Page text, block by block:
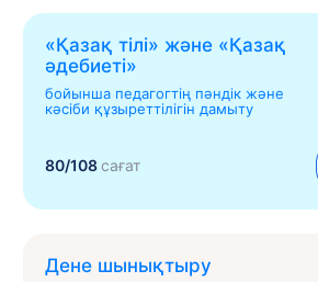
«Қазақ тілі» жəне «Қазақ
əдебиеті»
бойынша педагогтің пәндік және
кәсіби құзыреттілігін дамыту
80/108сағат
Дене шынықтыру